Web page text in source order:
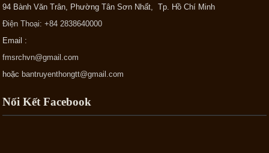
94 Bành Văn Trân, Phường Tân Sơn Nhất, Tp. Hồ Chí Minh
Điện Thoại: +84 2838640000
Email :
fmsrchvn@gmail.com
hoặc bantruyenthongtt@gmail.com
Nối Kết Facebook